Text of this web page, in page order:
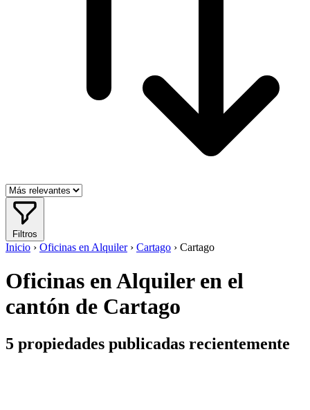
Filtros
Inicio › Oficinas en Alquiler › Cartago › Cartago
Oficinas en Alquiler en el
cantón de Cartago
5 propiedades publicadas recientemente